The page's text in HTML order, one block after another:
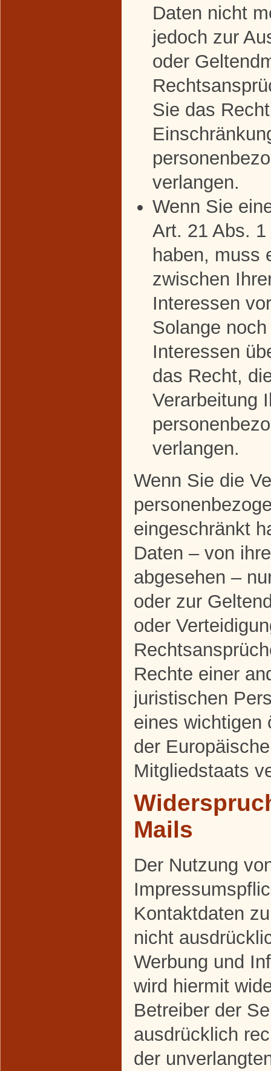
Daten nicht
jedoch zur
oder
Sie das
verlangen.
Wenn Sie
Art. 21 Abs.
haben, muss
zwischen
Interessen
Solange
Interessen
das Recht,
Verarbeitung
verlangen.
Wenn Sie die
eingeschränkt
Daten – von
abgesehen –
oder zur
oder
Rechte einer
juristischen
eines wichtigen
der
Mitgliedstaats
Mails
Der Nutzung
Kontaktdaten
nicht
Werbung und
wird hiermit
Betreiber der
ausdrücklich
der